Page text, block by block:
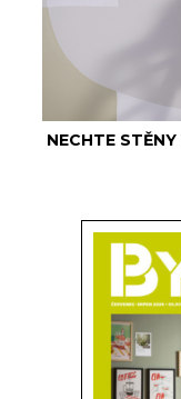
NECHTE STĚNY